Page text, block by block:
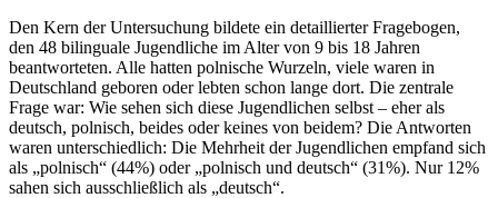
Den Kern der Untersuchung bildete ein detaillierter Fragebogen,
den 48 bilinguale Jugendliche im Alter von 9 bis 18 Jahren
beantworteten. Alle hatten polnische Wurzeln, viele waren in
Deutschland geboren oder lebten schon lange dort. Die zentrale
Frage war: Wie sehen sich diese Jugendlichen selbst – eher als
deutsch, polnisch, beides oder keines von beidem? Die Antworten
waren unterschiedlich: Die Mehrheit der Jugendlichen empfand sich
als „polnisch“ (44%) oder „polnisch und deutsch“ (31%). Nur 12%
sahen sich ausschließlich als „deutsch“.